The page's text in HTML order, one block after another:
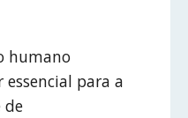
humano
para a
de